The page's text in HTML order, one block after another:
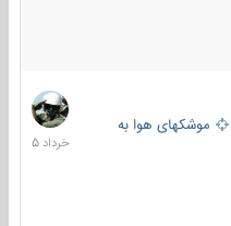
موشکهای هوا به سطح
30
خرداد
1405